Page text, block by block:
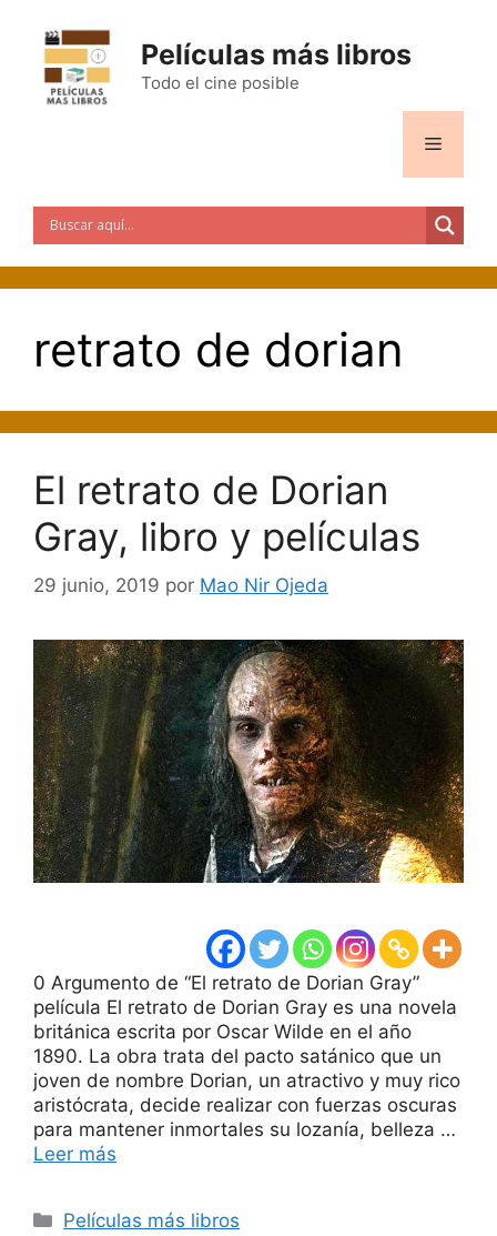
contenido
Películas más libros
Todo el cine posible
Menú
retrato de dorian
El retrato de Dorian
Gray, libro y películas
29 junio, 2019 por Mao Nir Ojeda
0 Argumento de “El retrato de Dorian Gray”
película El retrato de Dorian Gray es una novela
británica escrita por Oscar Wilde en el año
1890. La obra trata del pacto satánico que un
joven de nombre Dorian, un atractivo y muy rico
aristócrata, decide realizar con fuerzas oscuras
para mantener inmortales su lozanía, belleza …
Leer más
Categorías
Películas más libros